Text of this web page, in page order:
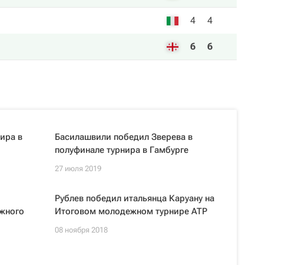
4 4
6 6
в
Басилашвили победил Зверева в
полуфинале турнира в Гамбурге
27 июля 2019
Рублев победил итальянца Каруану на
Итоговом молодежном турнире ATP
08 ноября 2018